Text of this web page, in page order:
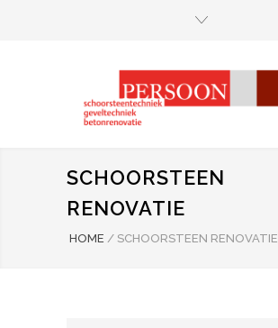
SCHOORSTEEN
RENOVATIE
HOME / SCHOORSTEEN RENOVATIE